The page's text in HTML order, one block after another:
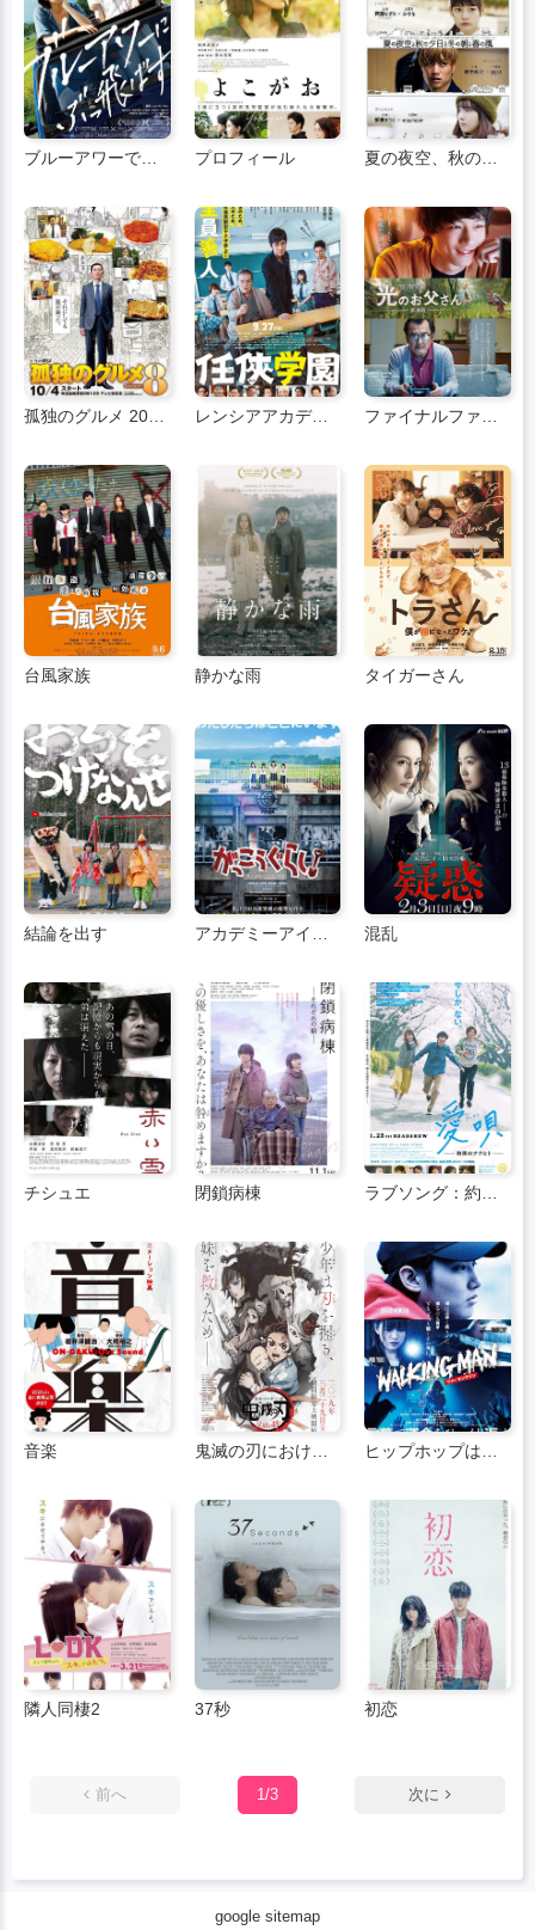
プロフィール
レンシアアカデミー
台風家族 静かな雨 タイガーさん
結論を出す 混乱
チシュエ 閉鎖病棟
音楽
隣人同棲2 37秒 初恋
前へ 1/3 次に
google sitemap